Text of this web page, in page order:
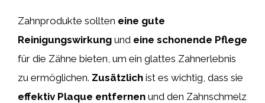
Zahnprodukte sollten eine gute
Reinigungswirkung und eine schonende Pflege
für die Zähne bieten, um ein glattes Zahnerlebnis
zu ermöglichen. Zusätzlich ist es wichtig, dass sie
effektiv Plaque entfernen und den Zahnschmelz